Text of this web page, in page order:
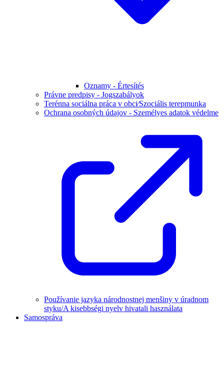
Oznamy - Értesítés
Právne predpisy - Jogszabályok
Terénna sociálna práca v obci⁄Szociális terepmunka
Ochrana osobných údajov - Személyes adatok védelme
Používanie jazyka národnostnej menšiny v úradnom
styku/A kisebbségi nyelv hivatali használata
Samospráva